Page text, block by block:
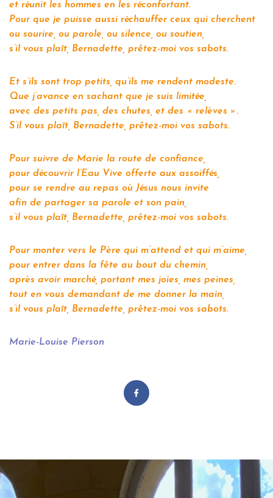
et réunit les hommes en les réconfortant.
Pour que je puisse aussi réchauffer ceux qui cherchent
ou sourire, ou parole, ou silence, ou soutien,
s’il vous plaît, Bernadette, prêtez-moi vos sabots.
Et s’ils sont trop petits, qu’ils me rendent modeste.
Que j’avance en sachant que je suis limitée,
avec des petits pas, des chutes, et des « relèves ».
S’il vous plaît, Bernadette, prêtez-moi vos sabots.
Pour suivre de Marie la route de confiance,
pour découvrir l’Eau Vive offerte aux assoiffés,
pour se rendre au repas où Jésus nous invite
afin de partager sa parole et son pain,
s’il vous plaît, Bernadette, prêtez-moi vos sabots.
Pour monter vers le Père qui m’attend et qui m’aime,
pour entrer dans la fête au bout du chemin,
après avoir marché, portant mes joies, mes peines,
tout en vous demandant de me donner la main,
s’il vous plaît, Bernadette, prêtez-moi vos sabots.
Marie-Louise Pierson